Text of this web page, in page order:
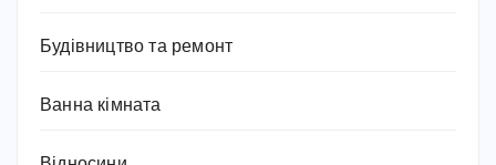
Будівництво та ремонт
Ванна кімната